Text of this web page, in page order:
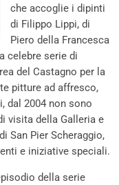
che accoglie i dipinti
di Filippo Lippi, di
Piero della Francesca
celebre serie di
del Castagno per la
pitture ad affresco,
dal 2004 non sono
visita della Galleria e
San Pier Scheraggio,
e iniziative speciali.
della serie